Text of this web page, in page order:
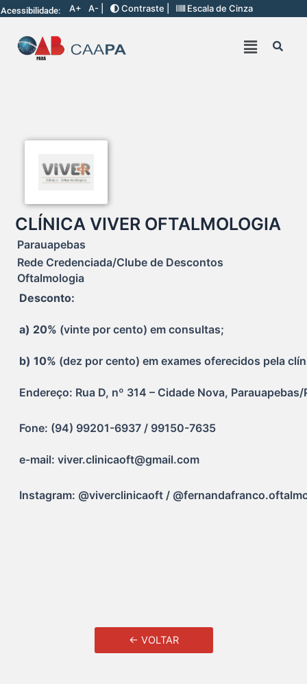
Acessibilidade: A+ A- | Contraste | Escala de Cinza
CLÍNICA VIVER OFTALMOLOGIA
Parauapebas
Rede Credenciada/Clube de Descontos
Oftalmologia
Desconto:
a) 20% (vinte por cento) em consultas;
b) 10% (dez por cento) em exames oferecidos pela
Endereço: Rua D, nº 314 – Cidade Nova, Parauapebas/
Fone: (94) 99201-6937 / 99150-7635
e-mail: viver.clinicaoft@gmail.com
Instagram: @viverclinicaoft /
← VOLTAR